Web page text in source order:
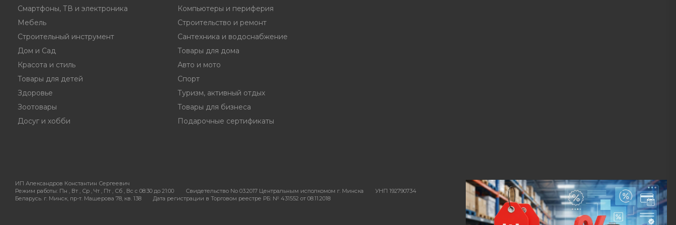
Смартфоны, ТВ и электроника
Компьютеры и периферия
Мебель
Строительство и ремонт
Строительный инструмент
Сантехника и водоснабжение
Дом и Сад
Товары для дома
Красота и стиль
Авто и мото
Товары для детей
Спорт
Здоровье
Туризм, активный отдых
Зоотовары
Товары для бизнеса
Досуг и хобби
Подарочные сертификаты
ИП Александров Константин Сергеевич
Режим работы: Пн , Вт , Ср , Чт , Пт , Сб , Вс c 08:30 до 21:00 Свидетельство No 03.2017 Центральным исполкомом г. Минска
УНП 192790734
Беларусь. г. Минск, пр-т. Машерова 78, кв. 138
Дата регистрации в Торговом реестре РБ: № 431552 от 08.11.2018